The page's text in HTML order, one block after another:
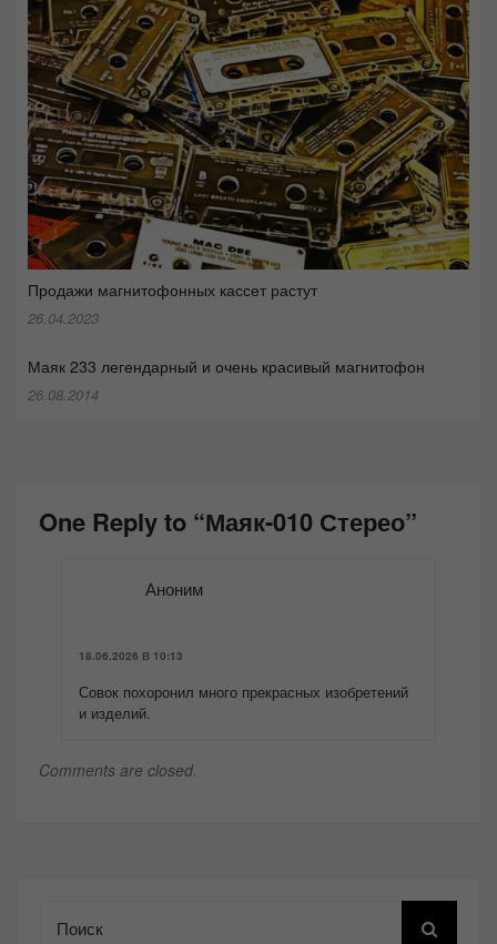
Продажи магнитофонных кассет растут
26.04.2023
Маяк 233 легендарный и очень красивый магнитофон
26.08.2014
One Reply to “Маяк-010 Стерео”
Аноним
18.06.2026 В 10:13
Совок похоронил много прекрасных изобретений
и изделий.
Comments are closed.